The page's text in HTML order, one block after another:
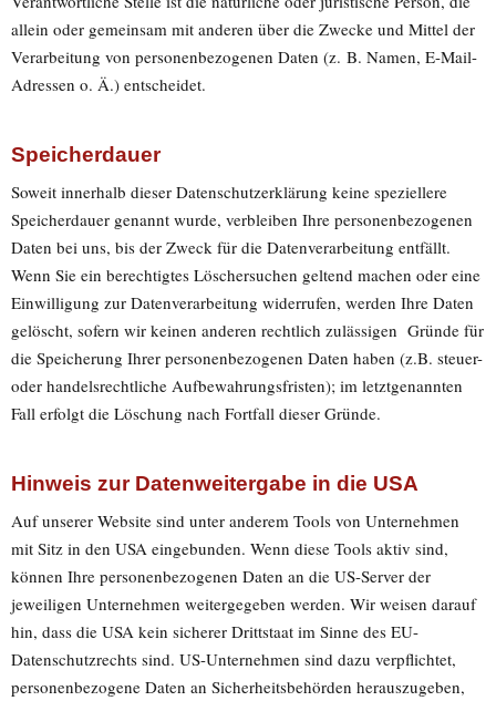
allein oder gemeinsam mit anderen über die Zwecke und Mittel der
Verarbeitung von personenbezogenen Daten (z. B. Namen, E-Mail-
Adressen o. Ä.) entscheidet.
Speicherdauer
Soweit innerhalb dieser Datenschutzerklärung keine speziellere
Speicherdauer genannt wurde, verbleiben Ihre personenbezogenen
Daten bei uns, bis der Zweck für die Datenverarbeitung entfällt.
Wenn Sie ein berechtigtes Löschersuchen geltend machen oder eine
Einwilligung zur Datenverarbeitung widerrufen, werden Ihre Daten
gelöscht, sofern wir keinen anderen rechtlich zulässigen Gründe für
die Speicherung Ihrer personenbezogenen Daten haben (z.B. steuer-
oder handelsrechtliche Aufbewahrungsfristen); im letztgenannten
Fall erfolgt die Löschung nach Fortfall dieser Gründe.
Hinweis zur Datenweitergabe in die USA
Auf unserer Website sind unter anderem Tools von Unternehmen
mit Sitz in den USA eingebunden. Wenn diese Tools aktiv sind,
können Ihre personenbezogenen Daten an die US-Server der
jeweiligen Unternehmen weitergegeben werden. Wir weisen darauf
hin, dass die USA kein sicherer Drittstaat im Sinne des EU-
Datenschutzrechts sind. US-Unternehmen sind dazu verpflichtet,
personenbezogene Daten an Sicherheitsbehörden herauszugeben,